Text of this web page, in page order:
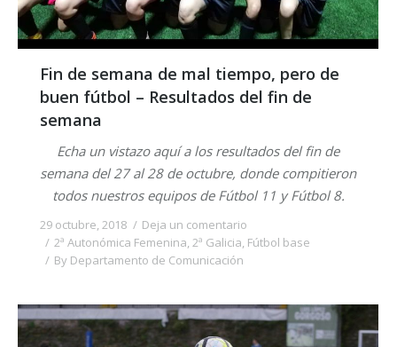
Fin de semana de mal tiempo, pero de
buen fútbol – Resultados del fin de
semana
Echa un vistazo aquí a los resultados del fin de
semana del 27 al 28 de octubre, donde compitieron
todos nuestros equipos de Fútbol 11 y Fútbol 8.
29 octubre, 2018
Deja un comentario
2ª Autonómica Femenina, 2ª Galicia, Fútbol base
By Departamento de Comunicación